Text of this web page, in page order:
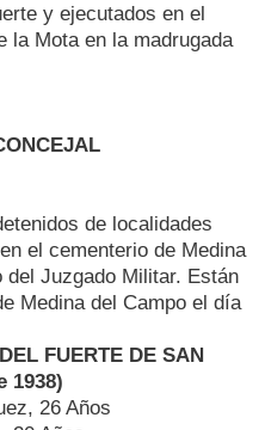
y ejecutados en el
la Mota en la madrugada
de localidades
el cementerio de Medina
Juzgado Militar. Están
Medina del Campo el día
FUERTE DE SAN
1938)
26 Años